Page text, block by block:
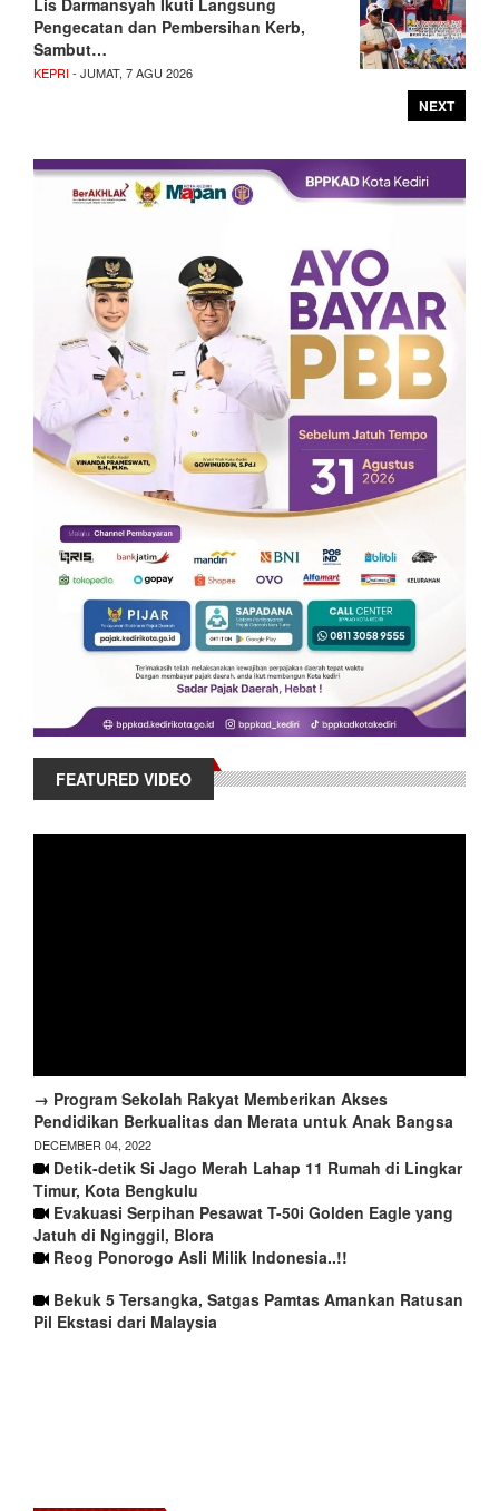
Lis Darmansyah Ikuti Langsung
Pengecatan dan Pembersihan Kerb,
Sambut…
KEPRI- JUMAT, 7 AGU 2026
NEXT
FEATURED VIDEO
→ Program Sekolah Rakyat Memberikan Akses
Pendidikan Berkualitas dan Merata untuk Anak Bangsa
DECEMBER 04, 2022
Detik-detik Si Jago Merah Lahap 11 Rumah di Lingkar
Timur, Kota Bengkulu
Evakuasi Serpihan Pesawat T-50i Golden Eagle yang
Jatuh di Nginggil, Blora
Reog Ponorogo Asli Milik Indonesia..!!
Bekuk 5 Tersangka, Satgas Pamtas Amankan Ratusan
Pil Ekstasi dari Malaysia